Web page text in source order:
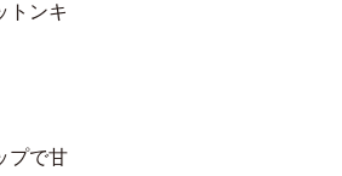
トンキ
プで甘